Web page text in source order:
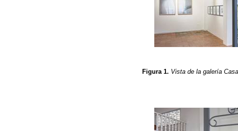
Figura 1. Vista de la galería